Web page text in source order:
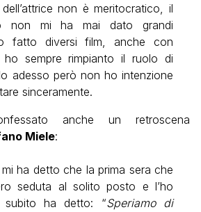
non è meritocratico, il
non mi ha mai dato grandi
fatto diversi film, anche con
sempre rimpianto il ruolo di
adesso però non ho intenzione
sinceramente.
anche un retroscena
Miele:
mi ha detto che la prima sera che
seduta al solito posto e l’ho
ha detto: “Speriamo di